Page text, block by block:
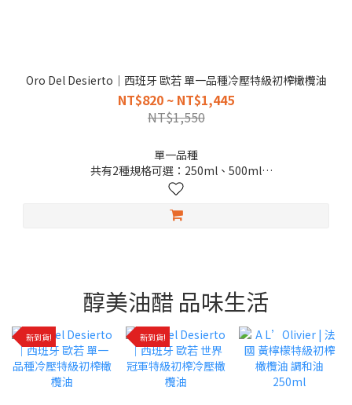
Oro Del Desierto｜西班牙 歐若 單一品種冷壓特級初榨橄欖油
NT$820 ~ NT$1,445
NT$1,550
單一品種
共有2種規格可選：250ml、500ml
2026.12.31
🤩喜歡橄欖油濃郁草香與橄欖油特殊辛辣口感的你，一定要試試
醇美油醋 品味生活
新到貨! 新到貨!